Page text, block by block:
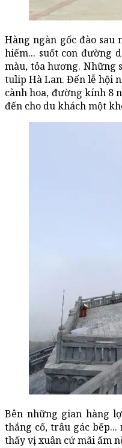
Hàng ngàn gốc đào sau
hiếm... suốt con đường
màu, tỏa hương. Những
tulip Hà Lan. Đến lễ hội
cành hoa, đường kính 8
đến cho du khách một
Bên những gian hàng
thắng cố, trâu gác
thấy vị xuân cứ mãi ấm